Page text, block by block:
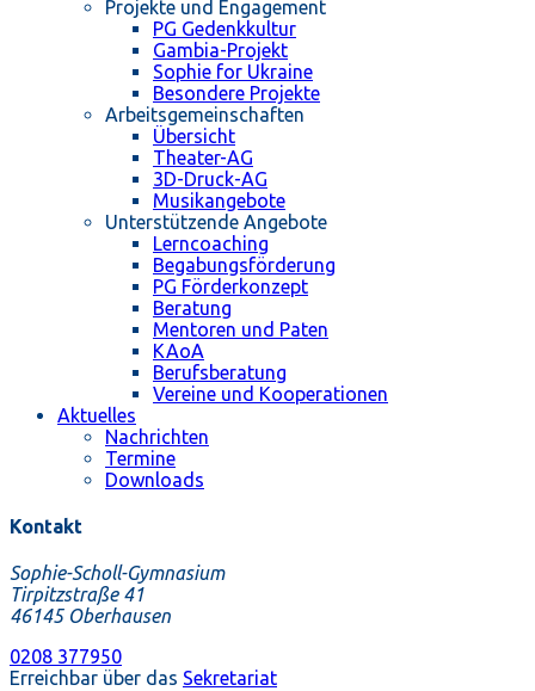
Projekte und Engagement
PG Gedenkkultur
Gambia-Projekt
Sophie for Ukraine
Besondere Projekte
Arbeitsgemeinschaften
Übersicht
Theater-AG
3D-Druck-AG
Musikangebote
Unterstützende Angebote
Lerncoaching
Begabungsförderung
PG Förderkonzept
Beratung
Mentoren und Paten
KAoA
Berufsberatung
Vereine und Kooperationen
Aktuelles
Nachrichten
Termine
Downloads
Kontakt
Sophie-Scholl-Gymnasium
Tirpitzstraße 41
46145 Oberhausen
0208 377950
Erreichbar über das Sekretariat